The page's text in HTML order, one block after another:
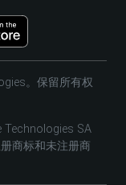
。保留所有权
Technologies SA
商标和未注册商